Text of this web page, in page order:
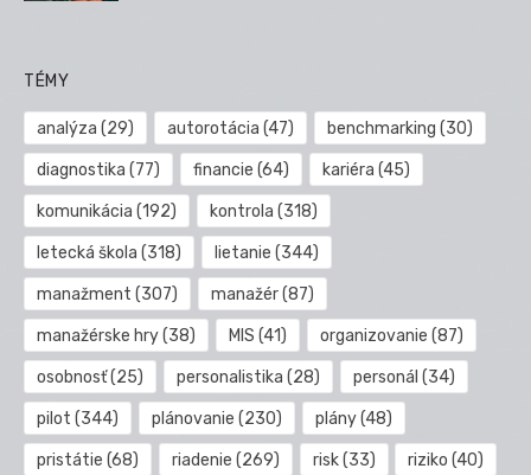
TÉMY
analýza (29) autorotácia (47) benchmarking (30)
diagnostika (77) financie (64) kariéra (45)
komunikácia (192) kontrola (318)
letecká škola (318) lietanie (344)
manažment (307) manažér(87)
manažérske hry(38) MIS (41) organizovanie (87)
osobnosť(25) personalistika (28) personál (34)
pilot (344) plánovanie (230) plány(48)
pristátie (68) riadenie (269) risk(33) riziko (40)